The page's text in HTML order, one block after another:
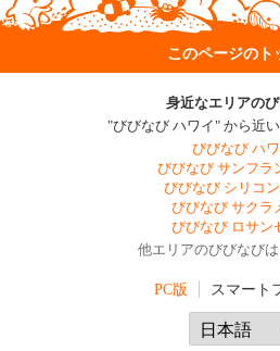
このページのト
身近なエリアの
"びびなび ハワイ" から近
びびなび ハ
びびなび サンフラ
びびなび シリコ
びびなび サクラ
びびなび ロサン
他エリアのびびなび
PC版 スマート